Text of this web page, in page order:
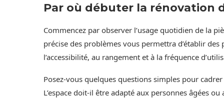
Par où débuter la rénovation
Commencez par observer l’usage quotidien de la
précise des problèmes vous permettra d’établir
l’accessibilité, au rangement et à la fréquence
Posez-vous quelques questions simples pour
L’espace doit-il être adapté aux personnes âgées